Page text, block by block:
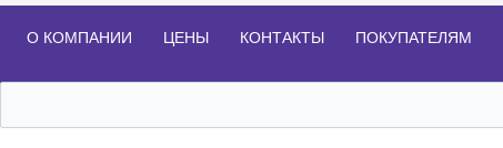
О КОМПАНИИ ЦЕНЫ КОНТАКТЫ ПОКУПАТЕЛЯМ